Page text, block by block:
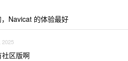
Navicat 的体验最好
2025
区版啊